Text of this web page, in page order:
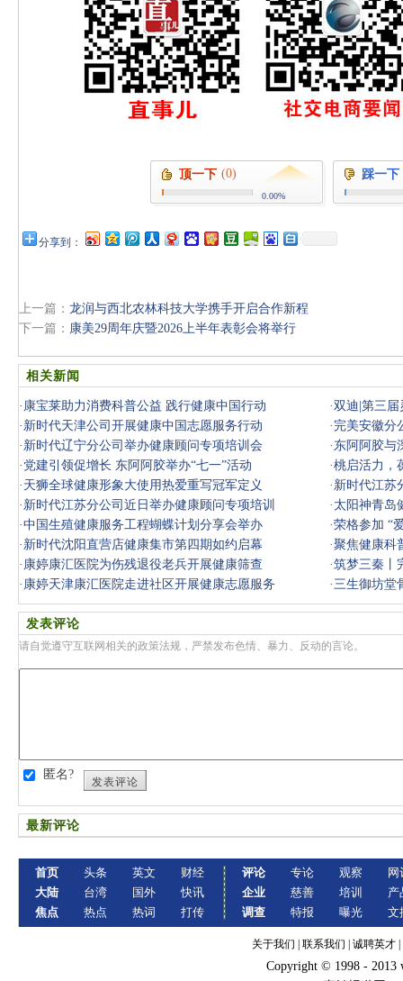
顶一下 (0)
0.00%
踩一下
分享到：
上一篇： 龙润与西北农林科技大学携手开启合作新程
下一篇： 康美29周年庆暨2026上半年表彰会将举行
相关新闻
· 康宝莱助力消费科普公益 践行健康中国行动 ·双迪|第三
· 新时代天津公司开展健康中国志愿服务行动 · 完美安徽分
· 新时代辽宁分公司举办健康顾问专项培训会 · 东阿阿胶与
· 党建引领促增长 东阿阿胶举办“七一”活动 ·桃启活力，
活力
· 天狮全球健康形象大使用热爱重写冠军定义 · 新时代江苏
· 新时代江苏分公司近日举办健康顾问专项培训 · 太阳神青岛
·中国生殖健康服务工程蝴蝶计划分享会举办 ·荣格参加 “
· 新时代沈阳直营店健康集市第四期如约启幕 ·聚焦健康科
· 康婷康汇医院为伤残退役老兵开展健康筛查 ·筑梦三秦丨
· 康婷天津康汇医院走进社区开展健康志愿服务 ·三生御坊堂
发表评论
请自觉遵守互联网相关的政策法规，严禁发布色情、暴力、反动的言论。
匿名?
发表评论
最新评论
首页
大陆
焦点
头条
台湾
热点
英文
国外
热词
财经
快讯
打传
评论
企业
调查
专论
慈善
特报
观察
培训
曝光
网
产
文
关于我们 联系我们 诚聘英才
Copyright © 1998 - 2013